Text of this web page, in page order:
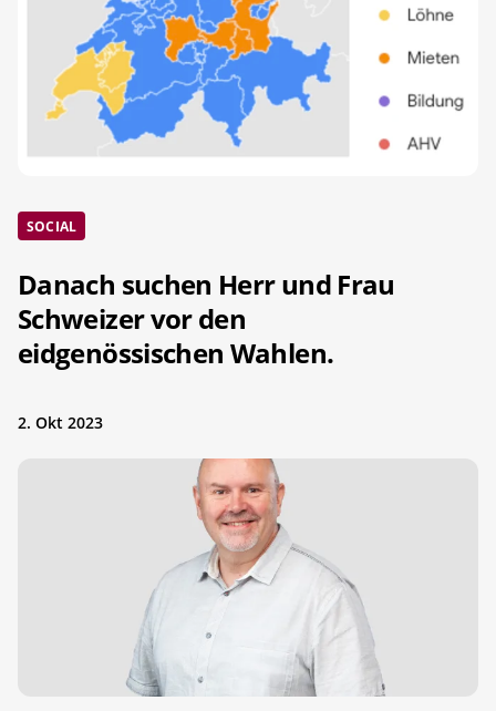
SOCIAL
Danach suchen Herr und Frau
Schweizer vor den
eidgenössischen Wahlen.
2. Okt 2023